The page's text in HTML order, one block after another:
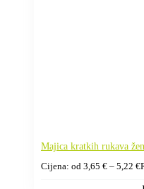
Majica kratkih rukava
Cijena: od 3,65 € – 5,22 €